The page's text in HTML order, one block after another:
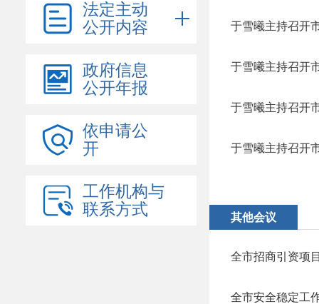
法定主动
公开内容
政府信息
公开年报
依申请公
开
工作机构与
联系方式
于雪曦主持召开
于雪曦主持召开
于雪曦主持召开
于雪曦主持召开
其他会议
全市招商引资项
全市安全稳定工